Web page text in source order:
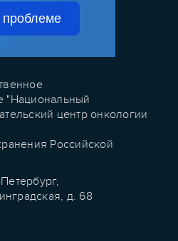
"Национальный
центр онкологии
Российской
д. 68